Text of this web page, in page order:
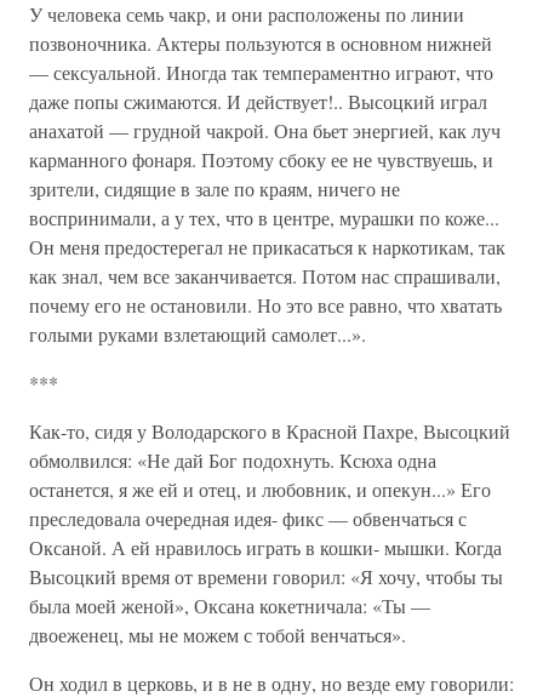
У человека семь чакр, и они расположены по линии
позвоночника. Актеры пользуются в основном нижней
— сексуальной. Иногда так темпераментно играют, что
даже попы сжимаются. И действует!.. Высоцкий играл
анахатой — грудной чакрой. Она бьет энергией, как луч
карманного фонаря. Поэтому сбоку ее не чувствуешь, и
зрители, сидящие в зале по краям, ничего не
воспринимали, а у тех, что в центре, мурашки по коже...
Он меня предостерегал не прикасаться к наркотикам, так
как знал, чем все заканчивается. Потом нас спрашивали,
почему его не остановили. Но это все равно, что хватать
голыми руками взлетающий самолет...».
***
Как-то, сидя у Володарского в Красной Пахре, Высоцкий
обмолвился: «Не дай Бог подохнуть. Ксюха одна
останется, я же ей и отец, и любовник, и опекун...» Его
преследовала очередная идея- фикс — обвенчаться с
Оксаной. А ей нравилось играть в кошки- мышки. Когда
Высоцкий время от времени говорил: «Я хочу, чтобы ты
была моей женой», Оксана кокетничала: «Ты —
двоеженец, мы не можем с тобой венчаться».
Он ходил в церковь, и в не в одну, но везде ему говорили: